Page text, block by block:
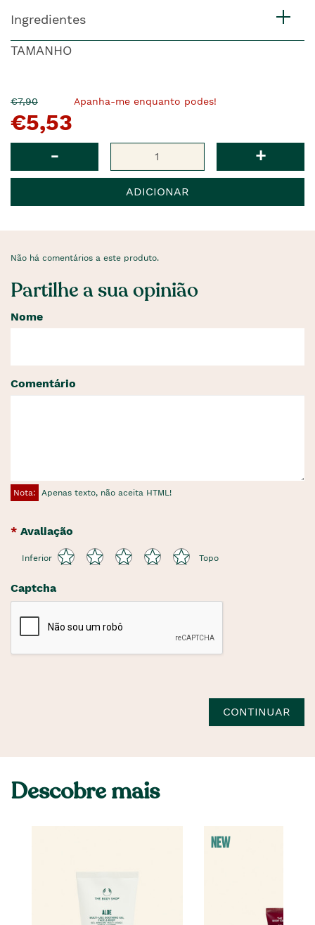
Ingredientes
TAMANHO
O
pre�o
anterior
€7,90Agora
�
€5,53
Apanha-me enquanto podes!
- +
ADICIONAR
Não há comentários a este produto.
Partilhe a sua opinião
Nome
Comentário
Nota: Apenas texto, não aceita HTML!
Avaliação
Inferior Topo
Captcha
CONTINUAR
Descobre mais